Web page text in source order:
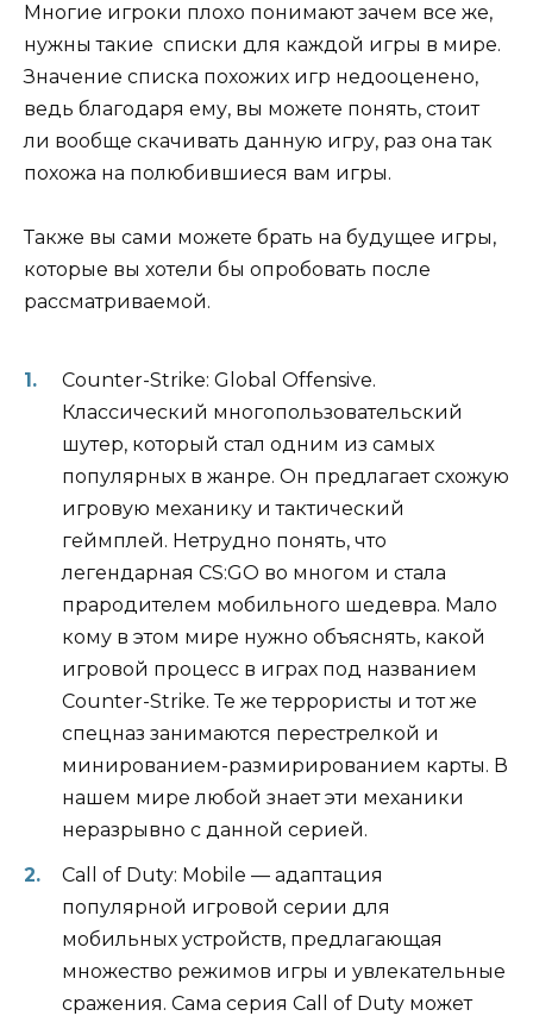
Многие игроки плохо понимают зачем все же,
нужны такие списки для каждой игры в мире.
Значение списка похожих игр недооценено,
ведь благодаря ему, вы можете понять, стоит
ли вообще скачивать данную игру, раз она так
похожа на полюбившиеся вам игры.
Также вы сами можете брать на будущее игры,
которые вы хотели бы опробовать после
рассматриваемой.
Counter-Strike: Global Offensive.
Классический многопользовательский
шутер, который стал одним из самых
популярных в жанре. Он предлагает схожую
игровую механику и тактический
геймплей. Нетрудно понять, что
легендарная CS:GO во многом и стала
прародителем мобильного шедевра. Мало
кому в этом мире нужно объяснять, какой
игровой процесс в играх под названием
Counter-Strike. Те же террористы и тот же
спецназ занимаются перестрелкой и
минированием-размирированием карты. В
нашем мире любой знает эти механики
неразрывно с данной серией.
Call of Duty: Mobile — адаптация
популярной игровой серии для
мобильных устройств, предлагающая
множество режимов игры и увлекательные
сражения. Сама серия Call of Duty может